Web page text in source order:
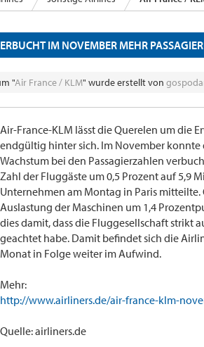
IM NOVEMBER MEHR
"Air France / KLM" wurde erstellt von
Air-France-KLM lässt die Querelen um die
endgültig hinter sich. Im November
Wachstum bei den Passagierzahlen
Zahl der Fluggäste um 0,5 Prozent auf 5,9
Unternehmen am Montag in Paris
Auslastung der Maschinen um 1,4
dies damit, dass die Fluggesellschaft strikt
geachtet habe. Damit befindet sich die
Monat in Folge weiter im Aufwind.
Mehr:
http://www.airliners.de/air-france-klm-
Quelle: airliners.de